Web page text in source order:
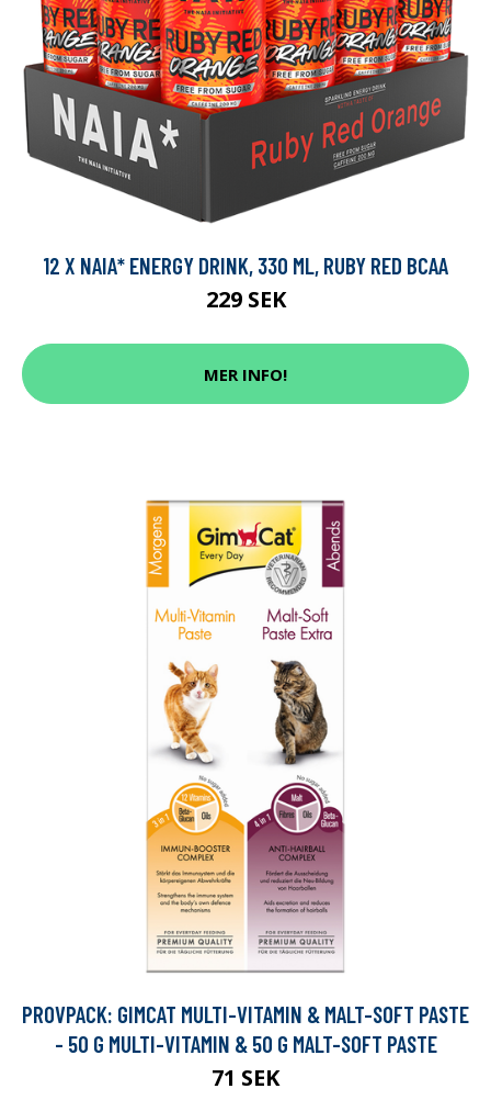
12 X NAIA* ENERGY DRINK, 330 ML, RUBY RED BCAA
229 SEK
MER INFO!
PROVPACK: GIMCAT MULTI-VITAMIN & MALT-SOFT PASTE
- 50 G MULTI-VITAMIN & 50 G MALT-SOFT PASTE
71 SEK